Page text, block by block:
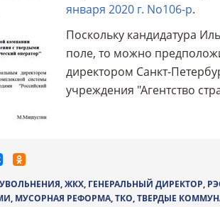
января 2020 г. No106-р.
Поскольку кандидатура
поле, то можно
директором Санкт-
учреждения "Агентство
,ЖКХ, ГЕНЕРАЛЬНЫЙ ДИРЕКТОР,
, МУСОРНАЯ РЕФОРМА,ТКО,ТВЕРДЫЕ